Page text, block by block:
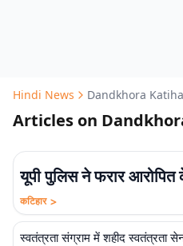
Hindi News Dandkhora
Articles on
यूपी पुलिस ने फरार आरोपित
कटिहार >
स्वतंत्रता संग्राम में शहीद स्वतंत्रता